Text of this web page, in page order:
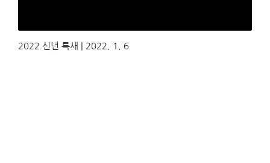
2022 신년 특새 | 2022. 1. 6